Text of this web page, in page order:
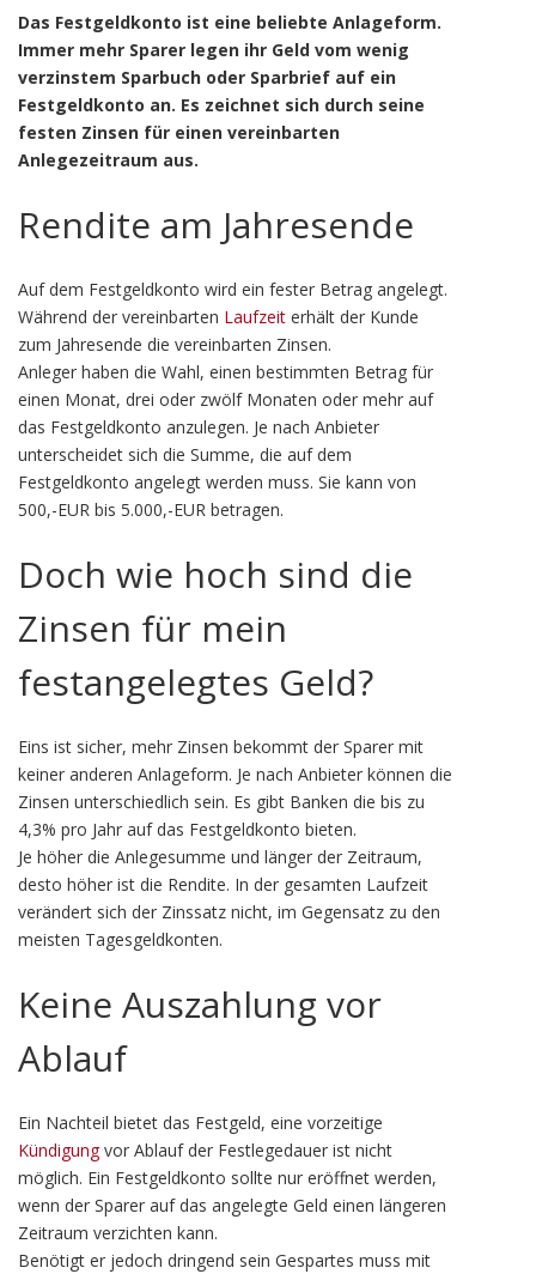
Das Festgeldkonto ist eine beliebte Anlageform.
Immer mehr Sparer legen ihr Geld vom wenig
verzinstem Sparbuch oder Sparbrief auf ein
Festgeldkonto an. Es zeichnet sich durch seine
festen Zinsen für einen vereinbarten
Anlegezeitraum aus.
Rendite am Jahresende
Auf dem Festgeldkonto wird ein fester Betrag angelegt.
Während der vereinbarten Laufzeit erhält der Kunde
zum Jahresende die vereinbarten Zinsen.
Anleger haben die Wahl, einen bestimmten Betrag für
einen Monat, drei oder zwölf Monaten oder mehr auf
das Festgeldkonto anzulegen. Je nach Anbieter
unterscheidet sich die Summe, die auf dem
Festgeldkonto angelegt werden muss. Sie kann von
500,-EUR bis 5.000,-EUR betragen.
Doch wie hoch sind die
Zinsen für mein
festangelegtes Geld?
Eins ist sicher, mehr Zinsen bekommt der Sparer mit
keiner anderen Anlageform. Je nach Anbieter können die
Zinsen unterschiedlich sein. Es gibt Banken die bis zu
4,3% pro Jahr auf das Festgeldkonto bieten.
Je höher die Anlegesumme und länger der Zeitraum,
desto höher ist die Rendite. In der gesamten Laufzeit
verändert sich der Zinssatz nicht, im Gegensatz zu den
meisten Tagesgeldkonten.
Keine Auszahlung vor
Ablauf
Ein Nachteil bietet das Festgeld, eine vorzeitige
Kündigungvor Ablauf der Festlegedauer ist nicht
möglich. Ein Festgeldkonto sollte nur eröffnet werden,
wenn der Sparer auf das angelegte Geld einen längeren
Zeitraum verzichten kann.
Benötigt er jedoch dringend sein Gespartes muss mit